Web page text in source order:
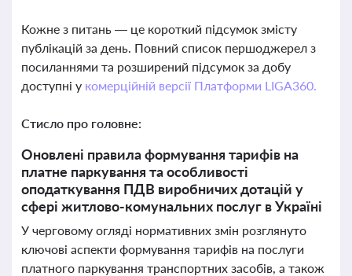
Кожне з питань — це короткий підсумок змісту
публікацій за день. Повний список першоджерел з
посиланнями та розширений підсумок за добу
доступні у комерційній версії Платформи LIGA360.
Стисло про головне:
Оновлені правила формування тарифів на
платне паркування та особливості
оподаткування ПДВ виробничих дотацій у
сфері житлово-комунальних послуг в Україні
У черговому огляді нормативних змін розглянуто
ключові аспекти формування тарифів на послуги
платного паркування транспортних засобів, а також